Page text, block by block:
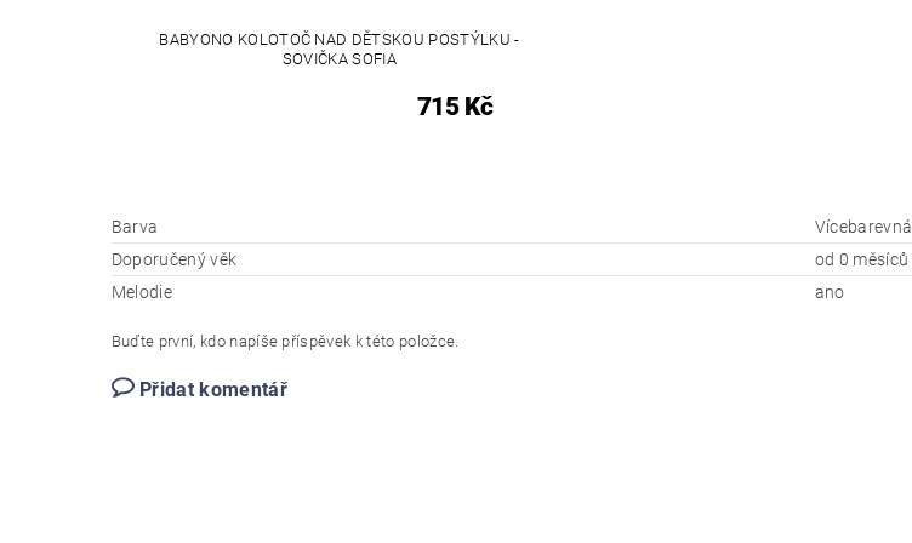
BABYONO KOLOTOČ NAD DĚTSKOU POSTÝLKU -
SOVIČKA SOFIA
715 Kč
Barva
Vícebarevná
Doporučený věk
od 0 měsíců
Melodie
ano
Buďte první, kdo napíše příspěvek k této položce.
Přidat komentář